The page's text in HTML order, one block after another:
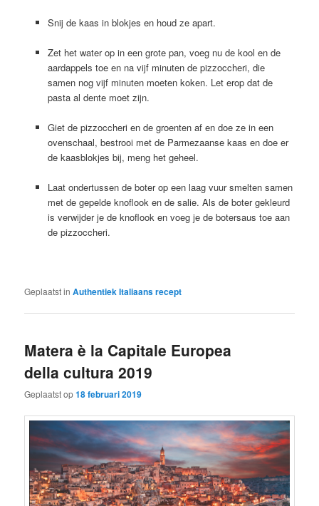
Snij de kaas in blokjes en houd ze apart.
Zet het water op in een grote pan, voeg nu de kool en de
aardappels toe en na vijf minuten de pizzoccheri, die
samen nog vijf minuten moeten koken. Let erop dat de
pasta al dente moet zijn.
Giet de pizzoccheri en de groenten af en doe ze in een
ovenschaal, bestrooi met de Parmezaanse kaas en doe er
de kaasblokjes bij, meng het geheel.
Laat ondertussen de boter op een laag vuur smelten samen
met de gepelde knoflook en de salie. Als de boter gekleurd
is verwijder je de knoflook en voeg je de botersaus toe aan
de pizzoccheri.
Geplaatst in Authentiek Italiaans recept
Matera è la Capitale Europea
della cultura 2019
Geplaatst op18 februari 2019